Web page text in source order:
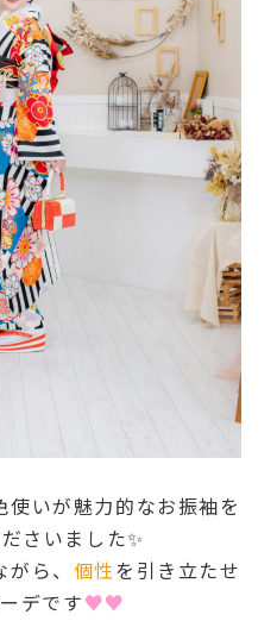
いが魅力的なお振袖を
さいました✨
ら、 個性 を引き立たせ
デです♥♥